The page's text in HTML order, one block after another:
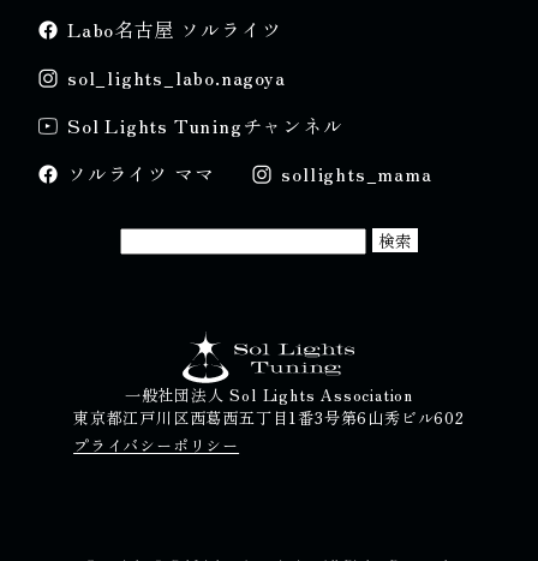
Labo名古屋 ソルライツ
sol_lights_labo.nagoya
Sol Lights Tuningチャンネル
ソルライツ ママ
sollights_mama
一般社団法人 Sol Lights Association
東京都江戸川区西葛西五丁目1番3号第6山秀ビル602
プライバシーポリシー